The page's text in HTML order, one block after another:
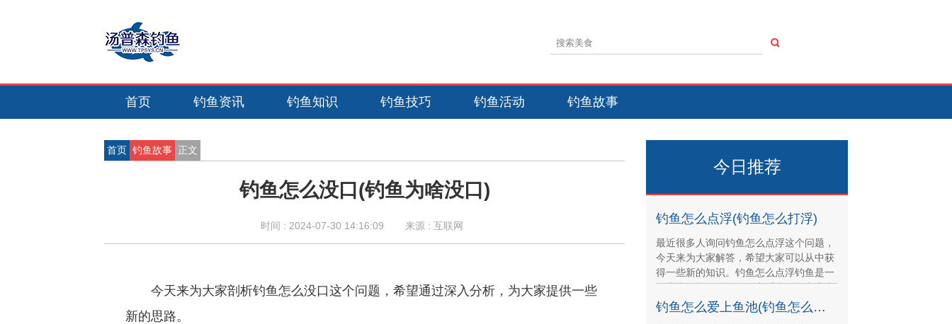
首页 钓鱼资讯 钓鱼知识 钓鱼技巧 钓鱼活动 钓鱼故事
首页 钓鱼故事 正文
钓鱼怎么没口(钓鱼为啥没口)
时间 : 2024-07-30 14:16:09 来源 : 互联网
今天来为大家剖析钓鱼怎么没口这个问题，希望通过深入分析，为大家提供一些
新的思路。
今日推荐
钓鱼怎么点浮(钓鱼怎么打浮)
最近很多人询问钓鱼怎么点浮这个问题，
今天来为大家解答，希望大家可以从中获
得一些新的知识。钓鱼怎么点浮钓鱼是一
项非常有趣的活动，而点浮是钓鱼中非常
重要的一个环节，
钓鱼怎么爱上鱼池(钓鱼怎么上瘾)